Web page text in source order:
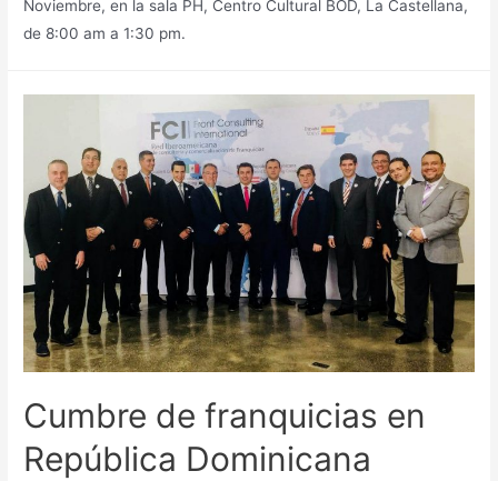
Noviembre, en la sala PH, Centro Cultural BOD, La Castellana,
de 8:00 am a 1:30 pm.
Cumbre de franquicias en
República Dominicana